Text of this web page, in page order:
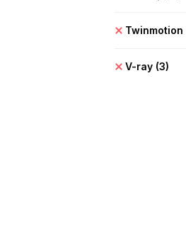
Twinmotion
V-ray (3)